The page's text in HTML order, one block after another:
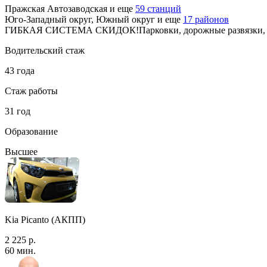
Пражская Автозаводская и еще 59 станций
Юго-Западный округ, Южный округ и еще 17 районов
ГИБКАЯ СИСТЕМА СКИДОК!Парковки, дорожные развязки,
Водительский стаж
43 года
Стаж работы
31 год
Образование
Высшее
Kia Picanto (АКПП)
2 225 р.
60 мин.